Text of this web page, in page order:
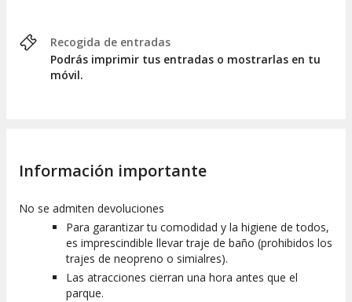
Recogida de entradas
Podrás imprimir tus entradas o mostrarlas en tu
móvil.
Información importante
No se admiten devoluciones
Para garantizar tu comodidad y la higiene de todos,
es imprescindible llevar traje de baño (prohibidos los
trajes de neopreno o simialres).
Las atracciones cierran una hora antes que el
parque.